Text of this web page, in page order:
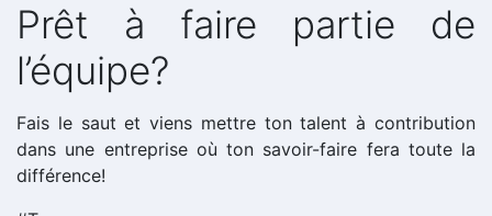
Prêt à faire partie de
l’équipe?
Fais le saut et viens mettre ton talent à contribution
dans une entreprise où ton savoir-faire fera toute la
différence!